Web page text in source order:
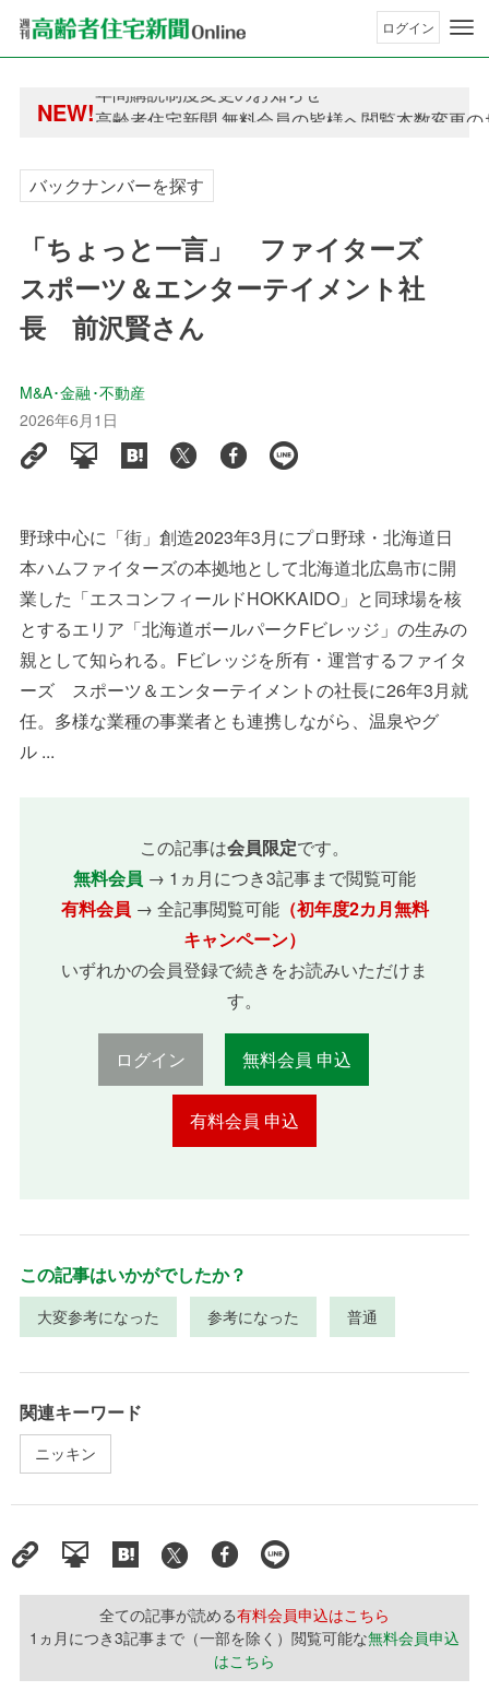
ログイン
NEW!高齢者住宅新聞 無料会員の皆様へ閲覧本数変更
高齢者住宅新聞 無料会員の皆様へ閲覧本数変更
バックナンバーを探す
「ちょっと一言」 ファイターズ
スポーツ＆エンターテイメント社
長 前沢賢さん
M&A･金融･不動産
2026年6月1日
野球中心に「街」創造2023年3月にプロ野球・北海道日
本ハムファイターズの本拠地として北海道北広島市に開
業した「エスコンフィールドHOKKAIDO」と同球場を核
とするエリア「北海道ボールパークFビレッジ」の生みの
親として知られる。Fビレッジを所有・運営するファイタ
ーズ スポーツ＆エンターテイメントの社長に26年3月就
任。多様な業種の事業者とも連携しながら、温泉やグ
ル ...
この記事は会員限定です。
無料会員 → 1ヵ月につき3記事まで閲覧可能
有料会員 → 全記事閲覧可能（初年度2カ月無料
キャンペーン）
いずれかの会員登録で続きをお読みいただけま
す。
ログイン 無料会員 申込
有料会員 申込
この記事はいかがでしたか？
大変参考になった 参考になった 普通
関連キーワード
ニッキン
全ての記事が読める有料会員申込はこちら
1ヵ月につき3記事まで（一部を除く）閲覧可能な無料会員申込
はこちら